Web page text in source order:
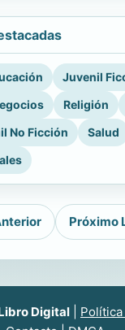
Juvenil
Religión
No Ficción
Salud
Próximo
Digital